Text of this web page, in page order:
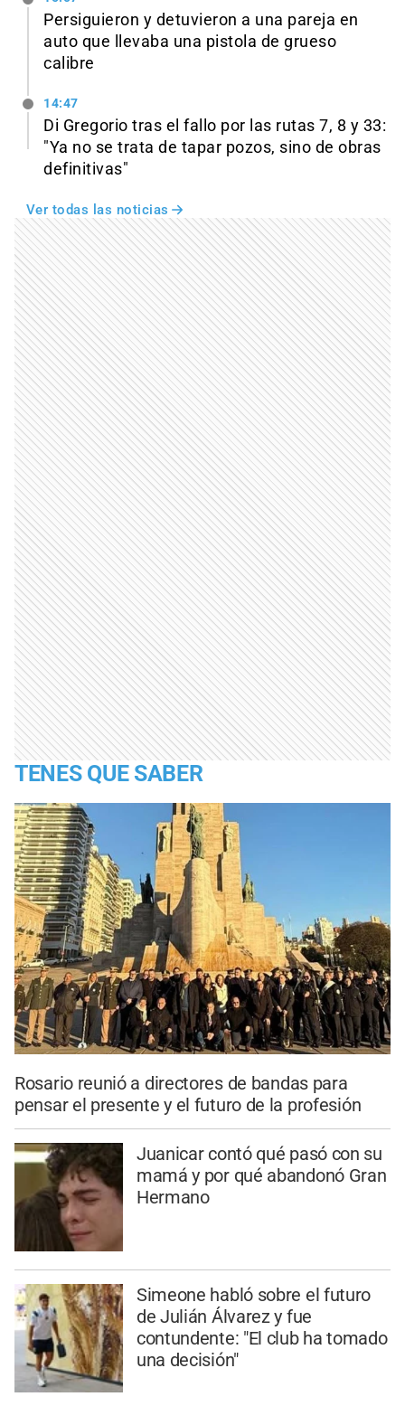
Persiguieron y detuvieron a una pareja en
auto que llevaba una pistola de grueso
calibre
14:47
Di Gregorio tras el fallo por las rutas 7, 8 y 33:
"Ya no se trata de tapar pozos, sino de obras
definitivas"
Ver todas las noticias
TENES QUE SABER
Rosario reunió a directores de bandas para
pensar el presente y el futuro de la profesión
Juanicar contó qué pasó con su
mamá y por qué abandonó Gran
Hermano
Simeone habló sobre el futuro
de Julián Álvarez y fue
contundente: "El club ha tomado
una decisión"